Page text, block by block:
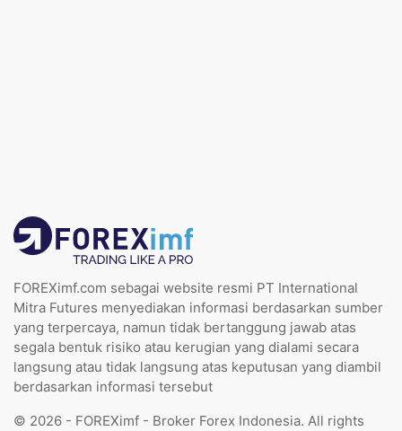
FOREXimf.com sebagai website resmi PT International
Mitra Futures menyediakan informasi berdasarkan sumber
yang terpercaya, namun tidak bertanggung jawab atas
segala bentuk risiko atau kerugian yang dialami secara
langsung atau tidak langsung atas keputusan yang diambil
berdasarkan informasi tersebut
© 2026 - FOREXimf - Broker Forex Indonesia. All rights